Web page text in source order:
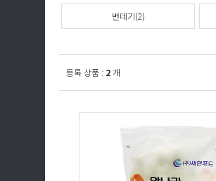
번데기(2)
등록 상품 : 2 개